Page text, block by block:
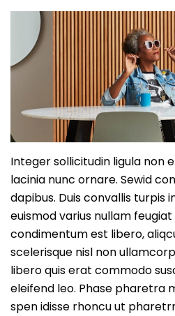
Integer sollicitudin ligula non
lacinia nunc ornare. Sewid
dapibus. Duis convallis turpis
euismod varius nullam feugiat
condimentum est libero,
scelerisque nisl non
libero quis erat commodo
eleifend leo. Phase pharetra
spen idisse rhoncu ut